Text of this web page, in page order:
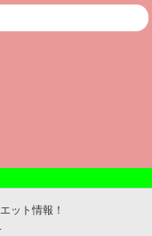
ット情報！